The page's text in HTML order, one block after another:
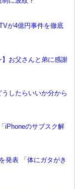
が4億円事件を徹底
】お父さんと弟に感謝
したらいいか分から
iPhoneのサブスク解
発表 「体にガタがき